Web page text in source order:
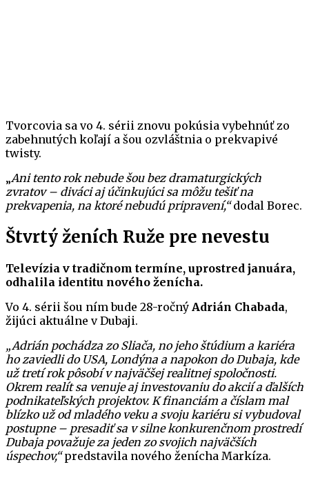
Tvorcovia sa vo 4. sérii znovu pokúsia vybehnúť zo
zabehnutých koľají a šou ozvláštnia o prekvapivé
twisty.
„Ani tento rok nebude šou bez dramaturgických
zvratov – diváci aj účinkujúci sa môžu tešiť na
prekvapenia, na ktoré nebudú pripravení,“dodal Borec.
Štvrtý ženích Ruže pre nevestu
Televízia v tradičnom termíne, uprostred januára,
odhalila identitu nového ženícha.
Vo 4. sérii šou ním bude 28-ročný Adrián Chabada,
žijúci aktuálne v Dubaji.
„Adrián pochádza zo Sliača, no jeho štúdium a kariéra
ho zaviedli do USA, Londýna a napokon do Dubaja, kde
už tretí rok pôsobí v najväčšej realitnej spoločnosti.
Okrem realít sa venuje aj investovaniu do akcií a ďalších
podnikateľských projektov. K financiám a číslam mal
blízko už od mladého veku a svoju kariéru si vybudoval
postupne – presadiť sa v silne konkurenčnom prostredí
Dubaja považuje za jeden zo svojich najväčších
úspechov,“predstavila nového ženícha Markíza.